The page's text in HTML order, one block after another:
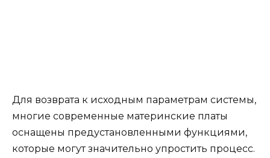
Для возврата к исходным параметрам системы,
многие современные материнские платы
оснащены предустановленными функциями,
которые могут значительно упростить процесс.